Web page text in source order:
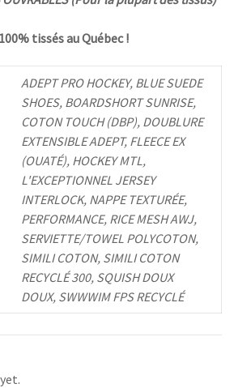
tissés au Québec !
ADEPT PRO HOCKEY, BLUE SUEDE
SHOES, BOARDSHORT SUNRISE,
COTON TOUCH (DBP), DOUBLURE
EXTENSIBLE ADEPT, FLEECE EX
(OUATÉ), HOCKEY MTL,
L'EXCEPTIONNEL JERSEY
INTERLOCK, NAPPE TEXTURÉE,
PERFORMANCE, RICE MESH AWJ,
SERVIETTE/TOWEL POLYCOTON,
SIMILI COTON, SIMILI COTON
RECYCLÉ 300, SQUISH DOUX
DOUX, SWWWIM FPS RECYCLÉ